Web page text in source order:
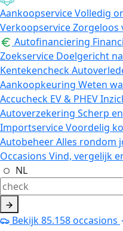
AankoopserviceVolledig
VerkoopserviceZorgeloos
Autofinanciering
Zoekservice Doelgericht
Kentekencheck
Aankoopkeuring Weten
Accucheck EV & PHEV
Autoverzekering Scherp
ImportserviceVoordelig
AutobeheerAlles rondom
Occasions Vind, vergelijk
NL
Bekijk85.158occasions